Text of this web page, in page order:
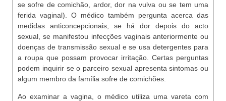
se sofre de comichão, ardor, dor na vulva ou se tem uma
ferida vaginal). O médico também pergunta acerca das
medidas anticoncepcionais, se há dor depois do acto
sexual, se manifestou infecções vaginais anteriormente ou
doenças de transmissão sexual e se usa detergentes para
a roupa que possam provocar irritação. Certas perguntas
podem inquirir se o parceiro sexual apresenta sintomas ou
algum membro da família sofre de comichões.
Ao examinar a vagina, o médico utiliza uma vareta com